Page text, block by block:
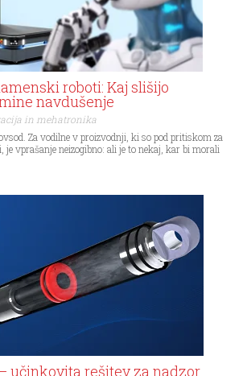
roboti: Kaj slišijo
navdušenje
in mehatronika
Za vodilne v proizvodnji, ki so pod pritiskom za
vprašanje neizogibno: ali je to nekaj, kar bi morali
učinkovita rešitev za nadzor